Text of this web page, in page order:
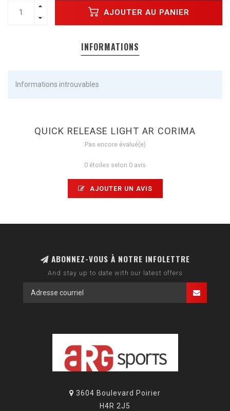
AJOUTER AU PANIER
INFORMATIONS
Informations introuvables
QUICK RELEASE LIGHT AR CORIMA
Pas encore évalué(e)
0 étoiles selon 0 avis
AJOUTER UN AVIS
ABONNEZ-VOUS À NOTRE INFOLETTRE
And stay up to date with our latest offers
3604 Boulevard Poirier
H4R 2J5